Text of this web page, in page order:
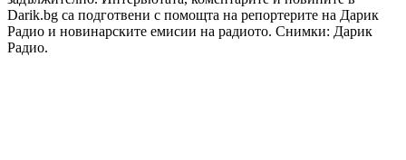
Darik.bg са подготвени с помощта на репортерите на Дарик
Радио и новинарските емисии на радиото. Снимки: Дарик
Радио.